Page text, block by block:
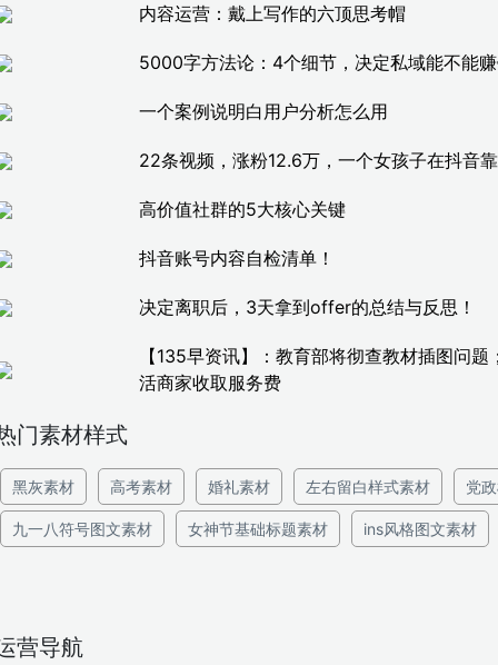
内容运营：戴上写作的六顶思考帽
5000字方法论：4个细节，决定私域能不能
一个案例说明白用户分析怎么用
22条视频，涨粉12.6万，一个女孩子在抖音
高价值社群的5大核心关键
抖音账号内容自检清单！
决定离职后，3天拿到offer的总结与反思！
【135早资讯】：教育部将彻查教材插图问
活商家收取服务费
门素材样式
黑灰素材 高考素材 婚礼素材 左右留白样式素材 党
九一八符号图文素材 女神节基础标题素材 ins风格图文素材
营导航